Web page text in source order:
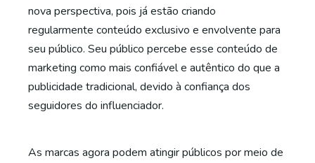
nova perspectiva, pois já estão criando
regularmente conteúdo exclusivo e envolvente para
seu público. Seu público percebe esse conteúdo de
marketing como mais confiável e autêntico do que a
publicidade tradicional, devido à confiança dos
seguidores do influenciador.
As marcas agora podem atingir públicos por meio de